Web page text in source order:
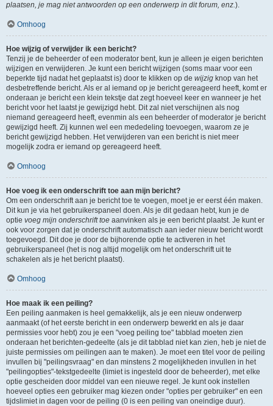
plaatsen, je mag niet antwoorden op een onderwerp in dit forum, enz.).
Omhoog
Hoe wijzig of verwijder ik een bericht?
Tenzij je de beheerder of een moderator bent, kun je alleen je eigen berichten
wijzigen en verwijderen. Je kunt een bericht wijzigen (soms maar voor een
beperkte tijd nadat het geplaatst is) door te klikken op de wijzig knop van het
desbetreffende bericht. Als er al iemand op je bericht gereageerd heeft, komt er
onderaan je bericht een klein tekstje dat zegt hoeveel keer en wanneer je het
bericht voor het laatst je gewijzigd hebt. Dit zal niet verschijnen als nog
niemand gereageerd heeft, evenmin als een beheerder of moderator je bericht
gewijzigd heeft. Zij kunnen wel een mededeling toevoegen, waarom ze je
bericht gewijzigd hebben. Het verwijderen van een bericht is niet meer
mogelijk zodra er iemand op gereageerd heeft.
Omhoog
Hoe voeg ik een onderschrift toe aan mijn bericht?
Om een onderschrift aan je bericht toe te voegen, moet je er eerst één maken.
Dit kun je via het gebruikerspaneel doen. Als je dit gedaan hebt, kun je de
optie voeg mijn onderschrift toe aanvinken als je een bericht plaatst. Je kunt er
ook voor zorgen dat je onderschrift automatisch aan ieder nieuw bericht wordt
toegevoegd. Dit doe je door de bijhorende optie te activeren in het
gebruikerspaneel (het is nog altijd mogelijk om het onderschrift uit te
schakelen als je het bericht plaatst).
Omhoog
Hoe maak ik een peiling?
Een peiling aanmaken is heel gemakkelijk, als je een nieuw onderwerp
aanmaakt (of het eerste bericht in een onderwerp bewerkt en als je daar
permissies voor hebt) zou je een "voeg peiling toe" tabblad moeten zien
onderaan het berichten-gedeelte (als je dit tabblad niet kan zien, heb je niet de
juiste permissies om peilingen aan te maken). Je moet een titel voor de peiling
invullen bij "peilingsvraag" en dan minstens 2 mogelijkheden invullen in het
"peilingopties"-tekstgedeelte (limiet is ingesteld door de beheerder), met elke
optie gescheiden door middel van een nieuwe regel. Je kunt ook instellen
hoeveel opties een gebruiker mag kiezen onder "opties per gebruiker" en een
tijdslimiet in dagen voor de peiling (0 is een peiling van oneindige duur).